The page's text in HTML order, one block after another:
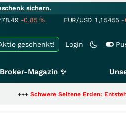
sichern.
-0,85% EUR/USD 1,15455 -
Login
geschenkt!
Broker-Magazin ✨
Seltene Erden: Entsteht hier die